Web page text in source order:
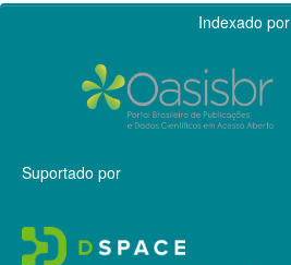
Indexado por
Suportado por